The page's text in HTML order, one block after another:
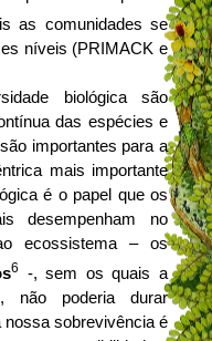
as comunidades se
níveis (PRIMACK e
biológica são
das espécies e
importantes para a
mais importante
é o papel que os
desempenham no
ecossistema – os
6
-, sem os quais a
não poderia durar
nossa sobrevivência é